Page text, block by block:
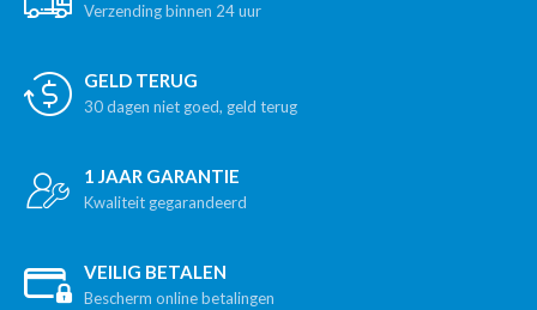
Verzending binnen 24 uur
GELD TERUG
30 dagen niet goed, geld terug
1 JAAR GARANTIE
Kwaliteit gegarandeerd
VEILIG BETALEN
Bescherm online betalingen